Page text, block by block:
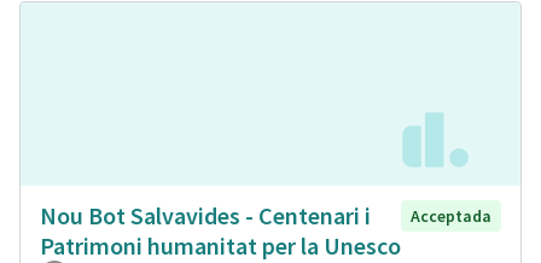
Nou Bot Salvavides - Centenari i
Patrimoni humanitat per la Unesco
Acceptada